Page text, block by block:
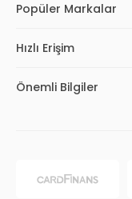
Popüler Markalar
Hızlı Erişim
Önemli Bilgiler